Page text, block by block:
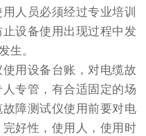
人员必须经过专业培训
止设备使用出现过程中发
生。
用设备台账，对电缆故
专管，有合适固定的场
障测试仪使用前要对电
好性，使用人，使用时